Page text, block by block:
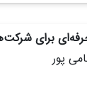
برای
پور